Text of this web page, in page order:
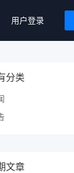
用户登录
分类
文章